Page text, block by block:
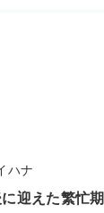
ハナ
迎えた繁忙